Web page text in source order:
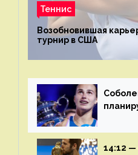
Теннис
Возобновившая
турнир в США
14:12 —